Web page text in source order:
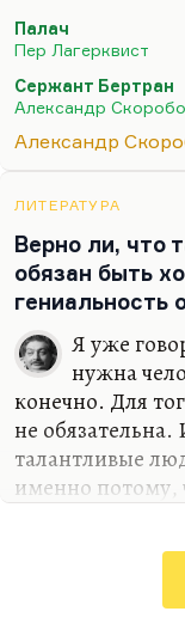
уехал,
Францию — это
опять-таки, в
его роман
то не нравится.
«Палач»
отличался
абсурдом. Я
сравнению с
Палач
Пер Лагерквист
Сержант Бертран
Александр
Александр
ЛИТЕРАТУРА
Верно ли, что
обязан быть
гениальность
Я уже
нужна
конечно. Для
не обязательна.
талантливые
именно потому,
сработал.
одинаковый
есть